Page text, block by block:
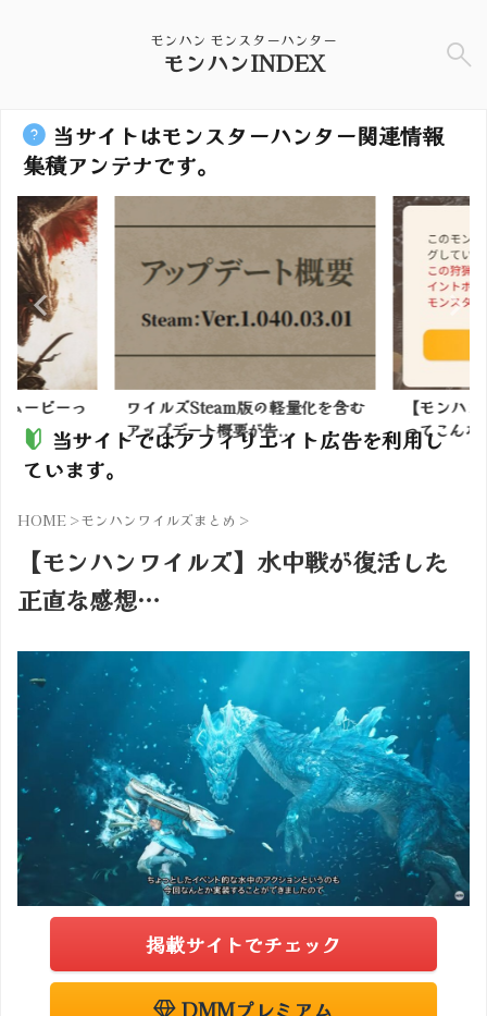
モンハン モンスターハンター
モンハンINDEX
当サイトはモンスターハンター関連情報
集積アンテナです。
ービーっ
ワイルズSteam版の軽量化を含む
アップデート概要が告...
【モンハ
ってこんな
当サイトではアフィリエイト広告を利用し
ています。
HOME >モンハンワイルズまとめ >
【モンハンワイルズ】水中戦が復活した
正直な感想…
掲載サイトでチェック
DMMプレミアム